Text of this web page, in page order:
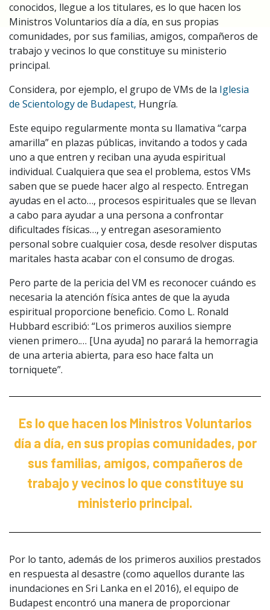
conocidos, llegue a los titulares, es lo que hacen los
Ministros Voluntarios día a día, en sus propias
comunidades, por sus familias, amigos, compañeros de
trabajo y vecinos lo que constituye su ministerio
principal.
Considera, por ejemplo, el grupo de VMs de la Iglesia
de Scientology de Budapest, Hungría.
Este equipo regularmente monta su llamativa “carpa
amarilla” en plazas públicas, invitando a todos y cada
uno a que entren y reciban una ayuda espiritual
individual. Cualquiera que sea el problema, estos VMs
saben que se puede hacer algo al respecto. Entregan
ayudas en el acto…, procesos espirituales que se llevan
a cabo para ayudar a una persona a confrontar
dificultades físicas…, y entregan asesoramiento
personal sobre cualquier cosa, desde resolver disputas
maritales hasta acabar con el consumo de drogas.
Pero parte de la pericia del VM es reconocer cuándo es
necesaria la atención física antes de que la ayuda
espiritual proporcione beneficio. Como L. Ronald
Hubbard escribió: “Los primeros auxilios siempre
vienen primero.… [Una ayuda] no parará la hemorragia
de una arteria abierta, para eso hace falta un
torniquete”.
Es lo que hacen los Ministros Voluntarios
día a día, en sus propias comunidades, por
sus familias, amigos, compañeros de
trabajo y vecinos lo que constituye su
ministerio principal.
Por lo tanto, además de los primeros auxilios prestados
en respuesta al desastre (como aquellos durante las
inundaciones en Sri Lanka en el 2016), el equipo de
Budapest encontró una manera de proporcionar